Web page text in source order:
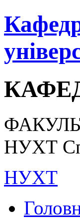
НУХТ
НУХТ